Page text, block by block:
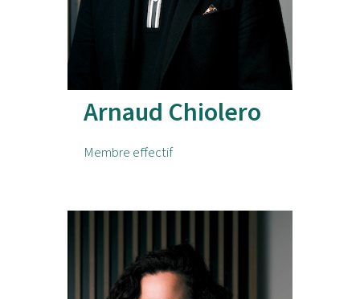
Arnaud Chiolero
Membre effectif